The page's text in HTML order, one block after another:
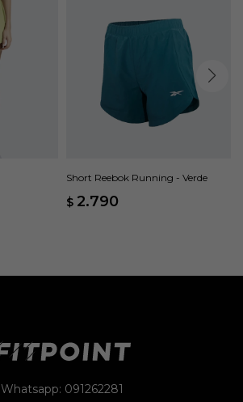
Short Reebok Running - Verde
$ 2.790
Whatsapp: 091262281